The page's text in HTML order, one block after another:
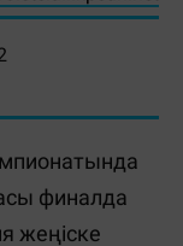
финалда
жеңіске